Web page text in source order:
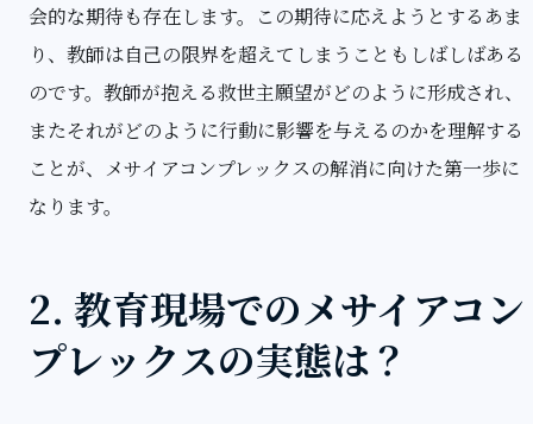
会的な期待も存在します。この期待に応えようとするあま
り、教師は自己の限界を超えてしまうこともしばしばある
のです。教師が抱える救世主願望がどのように形成され、
またそれがどのように行動に影響を与えるのかを理解する
ことが、メサイアコンプレックスの解消に向けた第一歩に
なります。
2. 教育現場でのメサイアコン
プレックスの実態は？